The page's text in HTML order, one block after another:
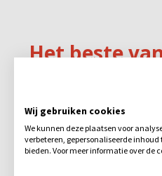
Als je de drie-
dan wel
Wij gebruiken cookies
We kunnen deze plaatsen voor
verbeteren, gepersonaliseerde
bieden. Voor meer informatie over de